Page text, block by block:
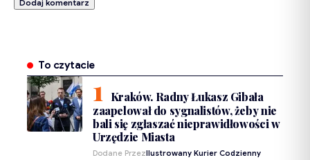
To czytacie
Kraków. Radny Łukasz Gibała
zaapelował do sygnalistów, żeby nie
bali się zgłaszać nieprawidłowości w
Urzędzie Miasta
Dodane PrzezIlustrowany Kurier Codzienny